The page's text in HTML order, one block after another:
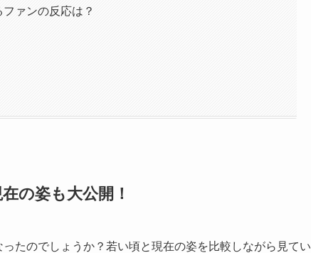
ァンの反応は？
の姿も大公開！
たのでしょうか？若い頃と現在の姿を比較しながら見てい